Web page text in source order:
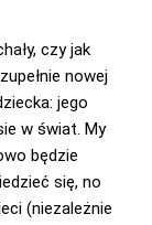
czy jak
nowej
jego
w świat. My
będzie
się, no
(niezależnie